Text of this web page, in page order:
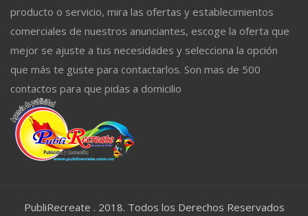
producto o servicio, mira las ofertas y establecimientos
comerciales de nuestros anunciantes, escoge la oferta que
mejor se ajuste a tus necesidades y selecciona la opción
que más te guste para contactarlos. Son mas de 500
contactos para que pidas a domicilio
PubliRecreate . 2018. Todos los Derechos Reservados